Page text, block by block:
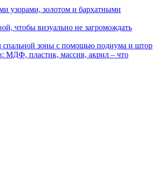
узорами, золотом и бархатными
чтобы визуально не загромождать
спальной зоны с помощью подиума и штор
МДФ, пластик, массив, акрил – что